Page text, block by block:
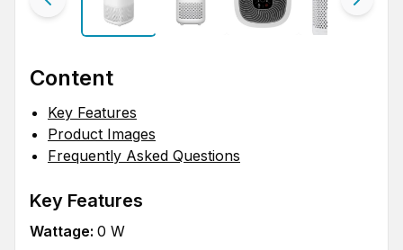
Content
Key Features
Product Images
Frequently Asked Questions
Key Features
Wattage: 0 W